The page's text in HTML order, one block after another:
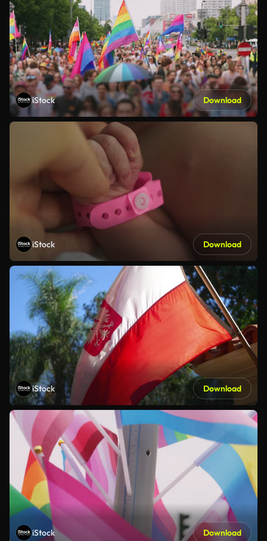
iStock Download
iStock Download
iStock Download
iStock Download